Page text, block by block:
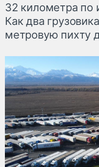
32 километра по
Как два
метровую пихту